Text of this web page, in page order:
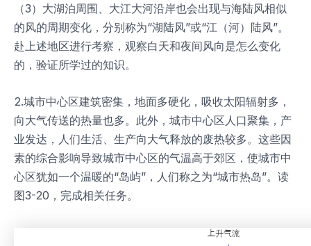
（3）大湖泊周围、大江大河沿岸也会出现与海陆风相似
的风的周期变化，分别称为“湖陆风”或“江（河）陆风”。
赴上述地区进行考察，观察白天和夜间风向是怎么变化
的，验证所学过的知识。
2.城市中心区建筑密集，地面多硬化，吸收太阳辐射多，
向大气传送的热量也多。此外，城市中心区人口聚集，产
业发达，人们生活、生产向大气释放的废热较多。这些因
素的综合影响导致城市中心区的气温高于郊区，使城市中
心区犹如一个温暖的“岛屿”，人们称之为“城市热岛”。读
图3-20，完成相关任务。